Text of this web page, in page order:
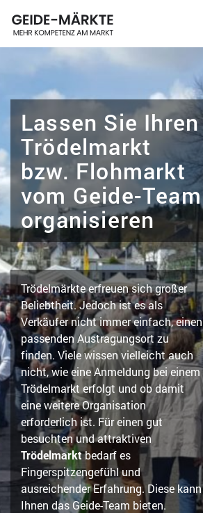
Lassen Sie Ihren
Trödelmarkt
bzw. Flohmarkt
vom Geide-Team
organisieren
Trödelmärkte erfreuen sich großer
Beliebtheit. Jedoch ist es als
Verkäufer nicht immer einfach, einen
passenden Austragungsort zu
finden. Viele wissen vielleicht auch
nicht, wie eine Anmeldung bei einem
Trödelmarkt erfolgt und ob damit
eine weitere Organisation
erforderlich ist. Für einen gut
besuchten und attraktiven
Trödelmarktbedarf es
Fingerspitzengefühl und
ausreichender Erfahrung. Diese kann
Ihnen das Geide-Team bieten.